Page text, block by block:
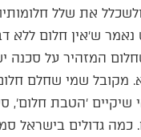
את שלל
ש׳אין חלום ללא
המזהיר על סכנה
מקובל שמי שחלם
שיקיים ׳הטבת חלום׳,
כמה גדולים בישראל